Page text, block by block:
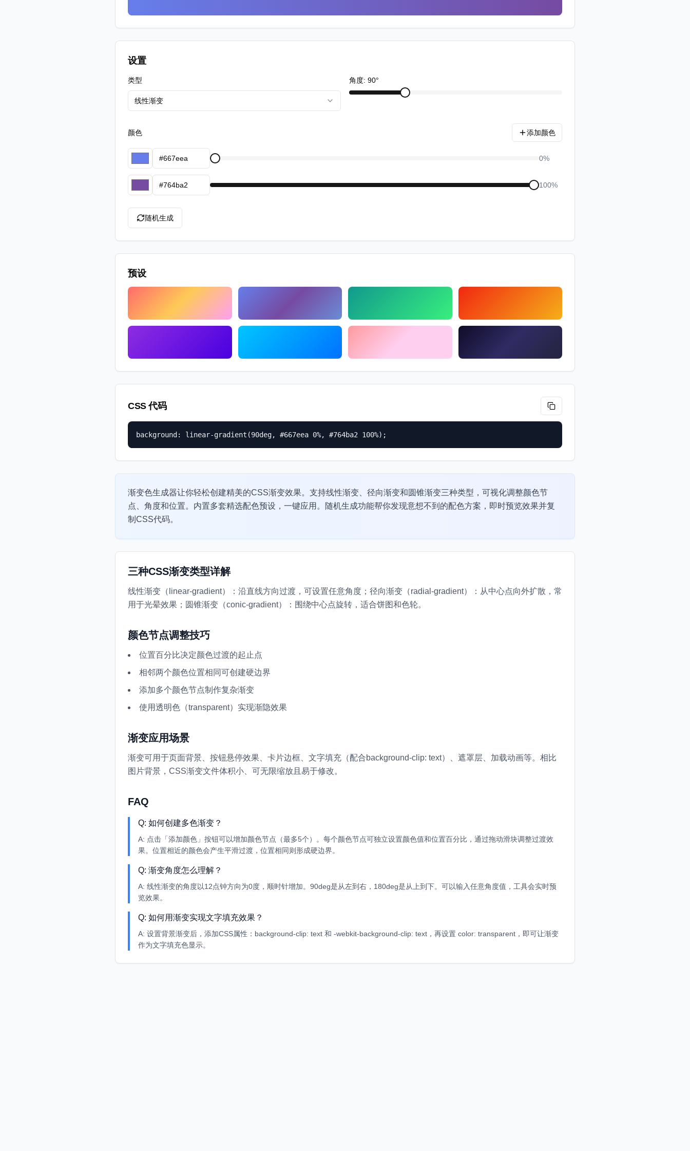
设置
类型
线性渐变
角度: 90°
颜色 添加颜色
0%
100%
随机生成
预设
CSS 代码
background: linear-gradient(90deg, #667eea 0%, #764ba2 100%);
渐变色生成器让你轻松创建精美的CSS渐变效果。支持线性渐变、径向渐变和圆锥渐变三种类型，可视化调整颜色节
点、角度和位置。内置多套精选配色预设，一键应用。随机生成功能帮你发现意想不到的配色方案，即时预览效果并复
制CSS代码。
三种CSS渐变类型详解
线性渐变（linear-gradient）：沿直线方向过渡，可设置任意角度；径向渐变（radial-gradient）：从中心点向外扩散，常
用于光晕效果；圆锥渐变（conic-gradient）：围绕中心点旋转，适合饼图和色轮。
颜色节点调整技巧
位置百分比决定颜色过渡的起止点
相邻两个颜色位置相同可创建硬边界
添加多个颜色节点制作复杂渐变
使用透明色（transparent）实现渐隐效果
渐变应用场景
渐变可用于页面背景、按钮悬停效果、卡片边框、文字填充（配合background-clip: text）、遮罩层、加载动画等。相比
图片背景，CSS渐变文件体积小、可无限缩放且易于修改。
FAQ
Q: 如何创建多色渐变？
A: 点击「添加颜色」按钮可以增加颜色节点（最多5个）。每个颜色节点可独立设置颜色值和位置百分比，通过拖动滑块调整过渡效
果。位置相近的颜色会产生平滑过渡，位置相同则形成硬边界。
Q: 渐变角度怎么理解？
A: 线性渐变的角度以12点钟方向为0度，顺时针增加。90deg是从左到右，180deg是从上到下。可以输入任意角度值，工具会实时预
览效果。
Q: 如何用渐变实现文字填充效果？
A: 设置背景渐变后，添加CSS属性：background-clip: text 和 -webkit-background-clip: text，再设置 color: transparent，即可让渐变
作为文字填充色显示。